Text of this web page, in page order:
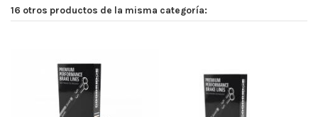
16 otros productos de la misma categoría: